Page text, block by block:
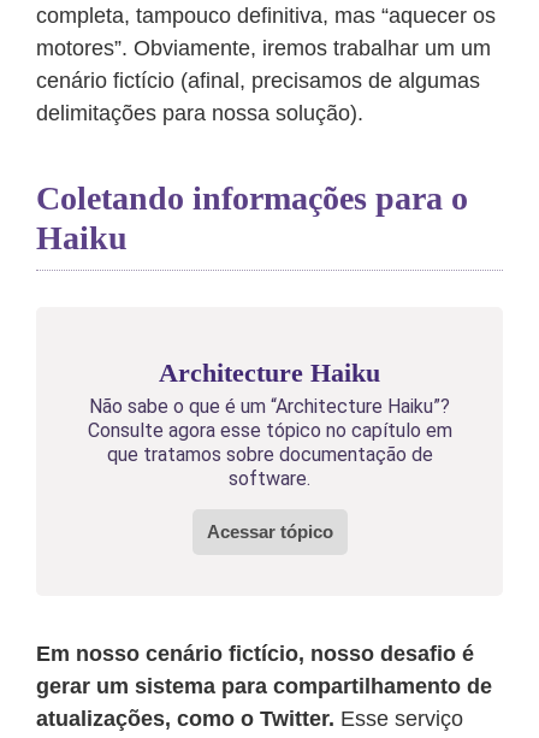
completa, tampouco definitiva, mas “aquecer os
motores”. Obviamente, iremos trabalhar um um
cenário fictício (afinal, precisamos de algumas
delimitações para nossa solução).
Coletando informações para o
Haiku
Architecture Haiku
Não sabe o que é um “Architecture Haiku”?
Consulte agora esse tópico no capítulo em
que tratamos sobre documentação de
software.
Acessar tópico
Em nosso cenário fictício, nosso desafio é
gerar um sistema para compartilhamento de
atualizações, como o Twitter. Esse serviço